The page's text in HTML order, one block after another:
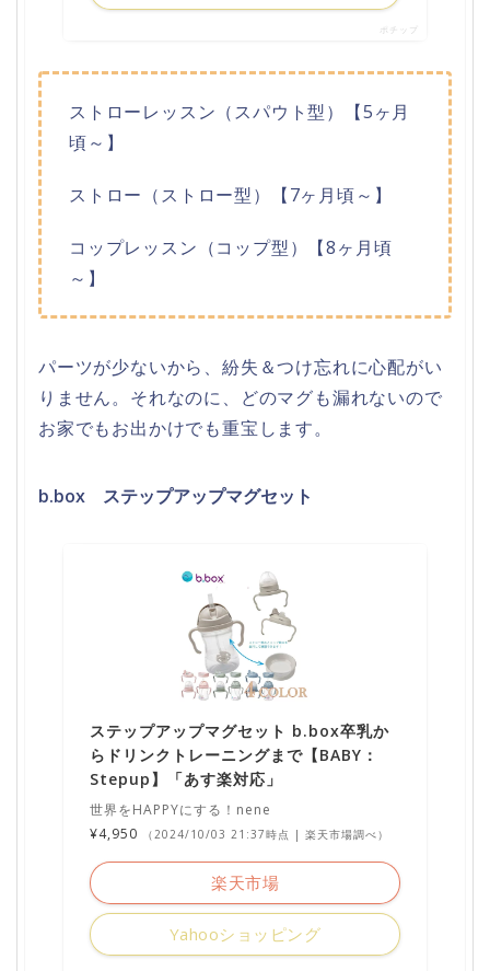
ポチップ
ストローレッスン（スパウト型）【5ヶ月
頃～】
ストロー（ストロー型）【7ヶ月頃～】
コップレッスン（コップ型）【8ヶ月頃
～】
パーツが少ないから、紛失＆つけ忘れに心配がい
りません。それなのに、どのマグも漏れないので
お家でもお出かけでも重宝します。
b.box ステップアップマグセット
ステップアップマグセット b.box卒乳か
らドリンクトレーニングまで【BABY：
Stepup】「あす楽対応」
世界をHAPPYにする！nene
¥4,950
（2024/10/03 21:37時点 | 楽天市場調べ）
楽天市場
Yahooショッピング